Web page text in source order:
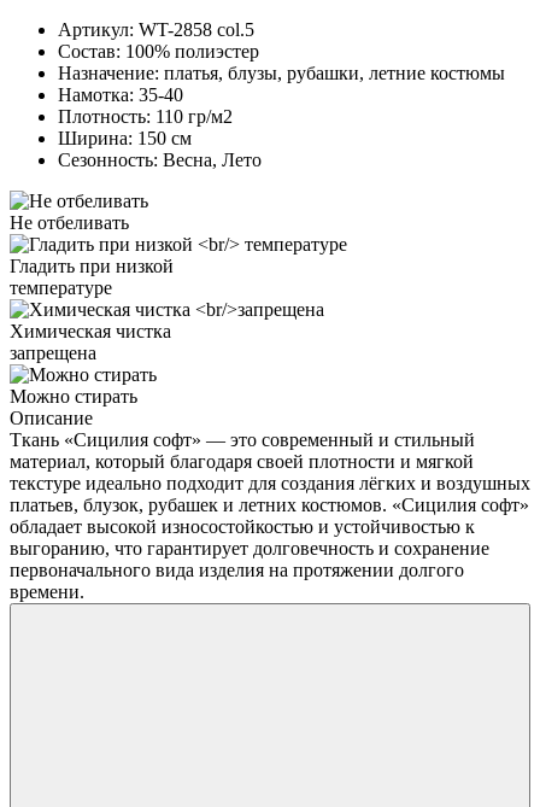
Артикул: WT-2858 col.5
Состав: 100% полиэстер
Назначение: платья, блузы, рубашки, летние костюмы
Намотка: 35-40
Плотность: 110 гр/м2
Ширина: 150 см
Сезонность: Весна, Лето
Не отбеливать
Гладить при низкой
температуре
Химическая чистка
запрещена
Можно стирать
Описание
Ткань «Сицилия софт» — это современный и стильный
материал, который благодаря своей плотности и мягкой
текстуре идеально подходит для создания лёгких и воздушных
платьев, блузок, рубашек и летних костюмов. «Сицилия софт»
обладает высокой износостойкостью и устойчивостью к
выгоранию, что гарантирует долговечность и сохранение
первоначального вида изделия на протяжении долгого
времени.